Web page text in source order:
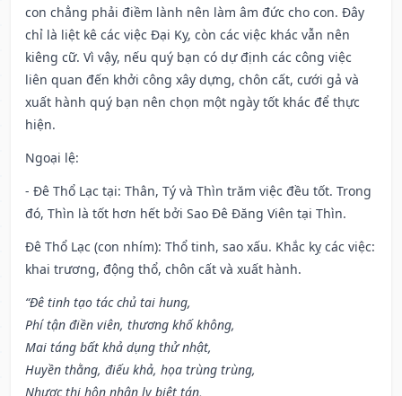
con chẳng phải điềm lành nên làm âm đức cho con. Đây
chỉ là liệt kê các việc Đại Kỵ, còn các việc khác vẫn nên
kiêng cữ. Vì vậy, nếu quý bạn có dự định các công việc
liên quan đến khởi công xây dựng, chôn cất, cưới gả và
xuất hành quý bạn nên chọn một ngày tốt khác để thực
hiện.
Ngoại lệ:
- Đê Thổ Lạc tại: Thân, Tý và Thìn trăm việc đều tốt. Trong
đó, Thìn là tốt hơn hết bởi Sao Đê Đăng Viên tại Thìn.
Đê Thổ Lạc (con nhím): Thổ tinh, sao xấu. Khắc kỵ các việc:
khai trương, động thổ, chôn cất và xuất hành.
“Đê tinh tạo tác chủ tai hung,
Phí tận điền viên, thương khố không,
Mai táng bất khả dụng thử nhật,
Huyền thằng, điếu khả, họa trùng trùng,
Nhược thị hôn nhân ly biệt tán,